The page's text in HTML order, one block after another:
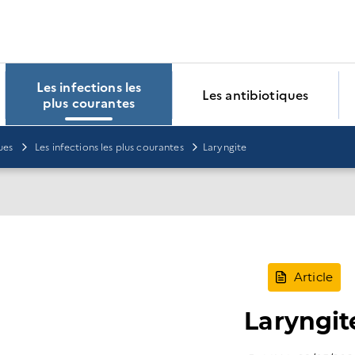
Les infections les
plus courantes
Les antibiotiques
Les infections les plus courantes Laryngite
Article